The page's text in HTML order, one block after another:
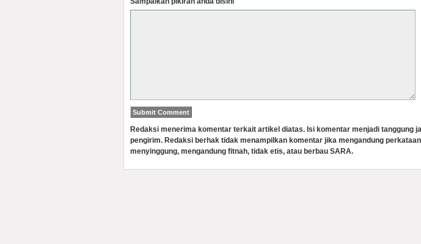
Redaksi menerima komentar terkait artikel diatas. Isi komentar menjadi tanggung
pengirim. Redaksi berhak tidak menampilkan komentar jika mengandung
menyinggung, mengandung fitnah, tidak etis, atau berbau SARA.